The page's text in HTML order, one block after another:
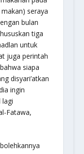
seraya
bulan
tiga
untuk
juga perintah
siapa
disyari’atkan
ingin
lagi
Fatawa,